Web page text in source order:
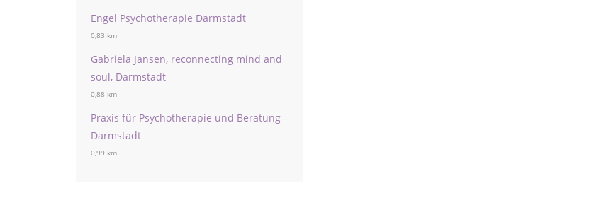
Engel Psychotherapie Darmstadt
0,83 km
Gabriela Jansen, reconnecting mind and
soul, Darmstadt
0,88 km
Praxis für Psychotherapie und Beratung -
Darmstadt
0,99 km